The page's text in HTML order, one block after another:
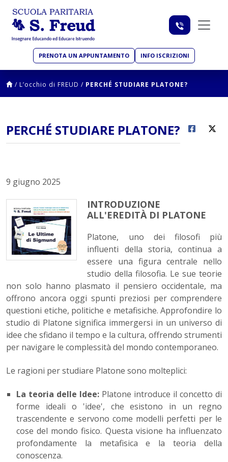
PRENOTA UN APPUNTAMENTO INFO ISCRIZIONI
/ L’occhio di FREUD / PERCHÉ STUDIARE PLATONE?
PERCHÉ STUDIARE PLATONE?
9 giugno 2025
INTRODUZIONE
ALL'EREDITÀ DI PLATONE
Platone, uno dei filosofi più
influenti della storia, continua a
essere una figura centrale nello
studio della filosofia. Le sue teorie
non solo hanno plasmato il pensiero occidentale, ma
offrono ancora oggi spunti preziosi per comprendere
questioni etiche, politiche e metafisiche. Approfondire lo
studio di Platone significa immergersi in un universo di
idee che sfidano il tempo e la cultura, offrendo strumenti
per navigare le complessità del mondo contemporaneo.
Le ragioni per studiare Platone sono molteplici:
La teoria delle Idee: Platone introduce il concetto di
forme ideali o 'idee', che esistono in un regno
trascendente e servono come modelli perfetti per le
cose del mondo fisico. Questa visione ha influenzato
profondamente la metafisica e la teoria della
conoscenza.